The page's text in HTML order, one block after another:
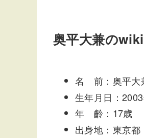
奥平大兼の
名 前：奥平大
生年月日：
年 齡：17歳
出身地：東京都